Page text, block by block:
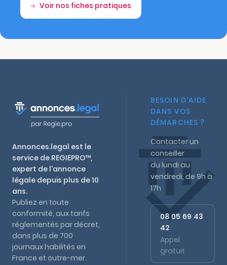
Voir nos fiches pratiques
Annonces.legal est le
service de REGIEPRO™,
expert de l'annonce
légale depuis plus de 10
ans.
Publiez en toute
conformité, aux tarifs
réglementés par décret,
dans plus de 700
journaux habilités en
France et outre-mer.
BESOIN D'AIDE
DANS VOS
DÉMARCHES ?
Contacter un
conseiller
du lundi au
vendredi, de 9h à
17h
08 05 69 43
42
Appel
gratuit